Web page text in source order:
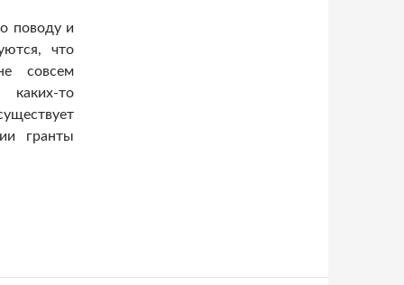
поводу и
что
совсем
каких-то
гранты
получить грант на развитие бизнеса